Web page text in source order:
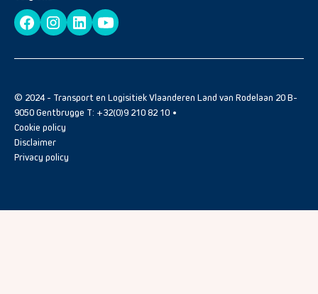
© 2024 - Transport en Logisitiek Vlaanderen Land van Rodelaan 20 B-
9050 Gentbrugge T: +32(0)9 210 82 10 •
Cookie policy
Disclaimer
Privacy policy